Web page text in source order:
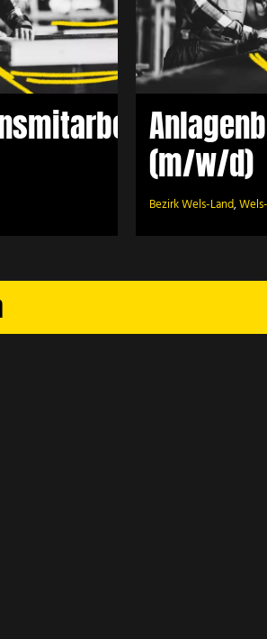
(m/w/d)
Bezirk Wels-Land,